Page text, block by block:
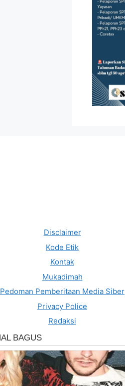
Disclaimer
Kode Etik
Kontak
Mukadimah
Pedoman Pemberitaan Media Siber
Privacy Police
Redaksi